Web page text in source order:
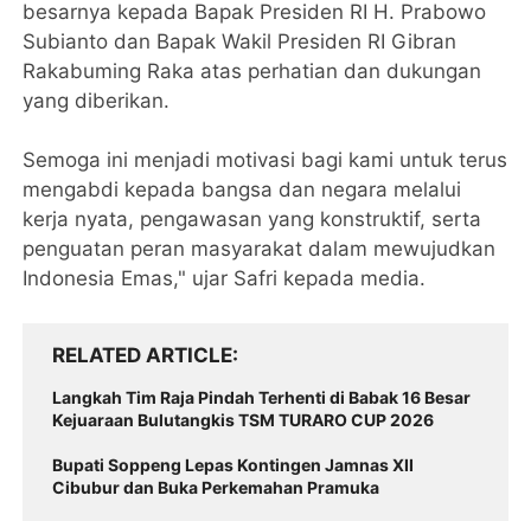
besarnya kepada Bapak Presiden RI H. Prabowo
Subianto dan Bapak Wakil Presiden RI Gibran
Rakabuming Raka atas perhatian dan dukungan
yang diberikan.
Semoga ini menjadi motivasi bagi kami untuk terus
mengabdi kepada bangsa dan negara melalui
kerja nyata, pengawasan yang konstruktif, serta
penguatan peran masyarakat dalam mewujudkan
Indonesia Emas," ujar Safri kepada media.
RELATED ARTICLE
Langkah Tim Raja Pindah Terhenti di Babak 16 Besar
Kejuaraan Bulutangkis TSM TURARO CUP 2026
Bupati Soppeng Lepas Kontingen Jamnas XII
Cibubur dan Buka Perkemahan Pramuka